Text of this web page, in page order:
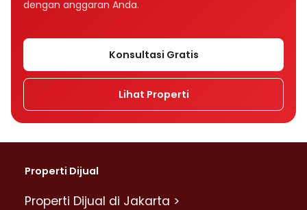
dengan anggaran Anda.
Konsultasi Gratis
Lihat Properti
Properti Dijual
Properti Dijual di Jakarta >